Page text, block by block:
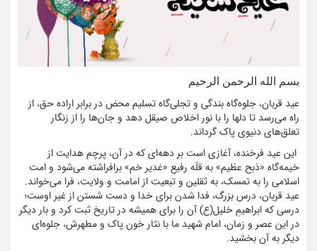
بسم الله الرحمن الرحیم
عید قربان، جلوه‌گاه بندگی و تجلی‌گاه تسلیم محض در برابر اراده حق، از
راه می‌رسد تا دلها را با نور اخلاص صیقل دهد و جان‌ها را از زنگار
تعلق‌های دنیوی پاک گرداند.
این عید فرخنده، آغازی است بر دهه‌ای که در آن، پرچم هدایت از
خیمه‌گاه «ذبح عظیم» به قلّه رفیع «غدیر خم» برافراشته می‌شود و امت
اسلامی را به تمسک، به ثقلین و تبعیت از امامت و ولایت، فرا می‌خواند.
عید قربان، درس بزرگ، فدا شدن برای خدا و دست شستن از غیر اوست؛
درسی که ابراهیمِ خلیل(ع) آن را برای همیشه در تاریخ ثبت کرد و بار دیگر
در این عصر و زمان، امام شهید ما با نثار خون پاک و مطهرش، جلوه‌ای
دیگر به آن بخشید.